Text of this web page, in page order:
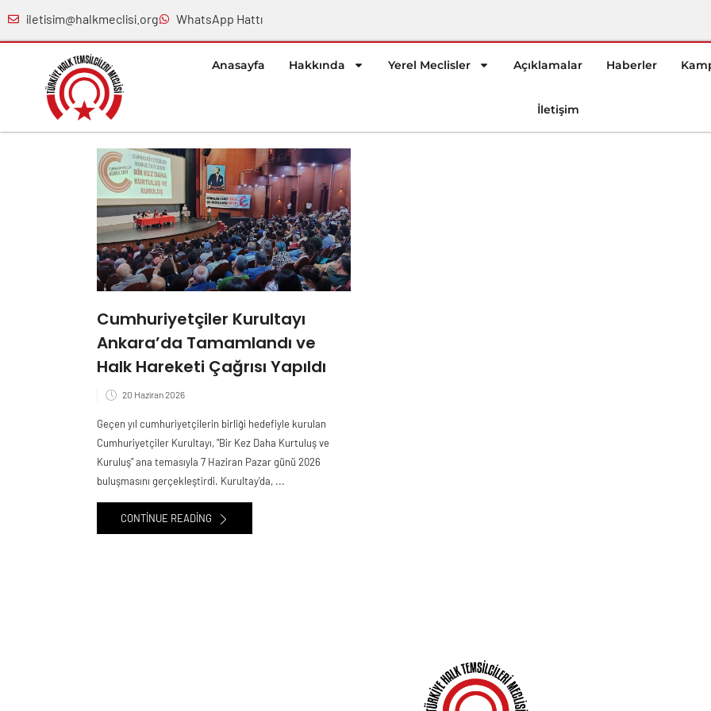
iletisim@halkmeclisi.org WhatsApp Hattı
Anasayfa Hakkında Yerel Meclisler Açıklamalar Haberler
İletişim
Cumhuriyetçiler Kurultayı
Ankara’da Tamamlandı ve
Halk Hareketi Çağrısı Yapıldı
20 Haziran 2026
Geçen yıl cumhuriyetçilerin birliği hedefiyle kurulan
Cumhuriyetçiler Kurultayı, "Bir Kez Daha Kurtuluş ve
Kuruluş" ana temasıyla 7 Haziran Pazar günü 2026
buluşmasını gerçekleştirdi. Kurultay'da, ...
CONTINUE READING